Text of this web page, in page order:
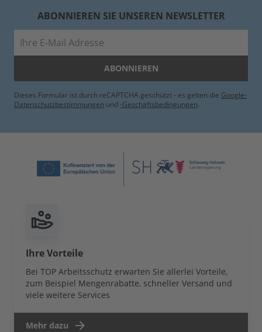
ABONNIEREN SIE UNSEREN NEWSLETTER
ABONNIEREN
Dieses Formular ist durch reCAPTCHA geschützt - es gelten die Google-
Datenschutzbestimmungen und -Geschäftsbedingungen.
Ihre Vorteile
Bei TOP Arbeitsschutz erwarten Sie allerlei Vorteile,
zum Beispiel Mengenrabatte, schneller Versand und
viele weitere Services
Mehr dazu